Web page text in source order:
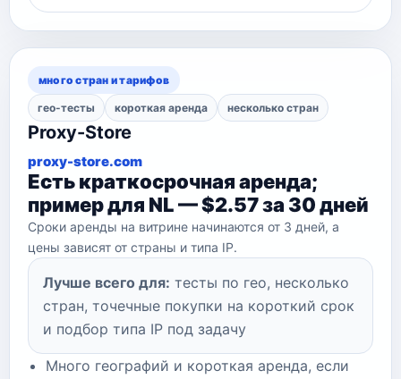
много стран и тарифов
гео-тесты короткая аренда несколько стран
Proxy-Store
proxy-store.com
Есть краткосрочная аренда;
пример для NL — $2.57 за 30 дней
Сроки аренды на витрине начинаются от 3 дней, а
цены зависят от страны и типа IP.
Лучше всего для: тесты по гео, несколько
стран, точечные покупки на короткий срок
и подбор типа IP под задачу
Много географий и короткая аренда, если